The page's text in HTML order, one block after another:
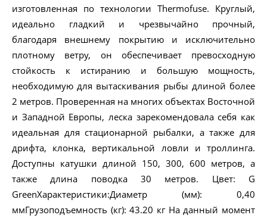
изготовленная по технологии Thermofuse. Круглый,
идеально гладкий и чрезвычайно прочный,
благодаря внешнему покрытию и исключительно
плотному ветру, он обеспечивает превосходную
стойкость к истиранию и большую мощность,
необходимую для вытаскивания рыбы длиной более
2 метров. Проверенная на многих объектах Восточной
и Западной Европы, леска зарекомендовала себя как
идеальная для стационарной рыбалки, а также для
дрифта, клонка, вертикальной ловли и троллинга.
Доступны катушки длиной 150, 300, 600 метров, а
также длина поводка 30 метров. Цвет: G
GreenХарактеристики:Диаметр (мм): 0,40
ммГрузоподъемность (кг): 43.20 кг На данный момент